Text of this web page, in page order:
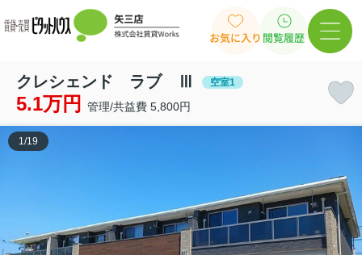
お気に入り 閲覧履歴
クレシェンド ラブ Ⅲ 空室1
5.1万円 管理/共益費 5,800円
1/19